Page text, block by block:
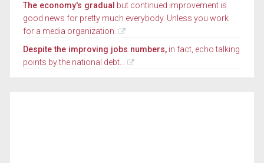
The economy's gradual but continued improvement is
good news for pretty much everybody. Unless you work
for a media organization.
Despite the improving jobs numbers, in fact, echo talking
points by the national debt...